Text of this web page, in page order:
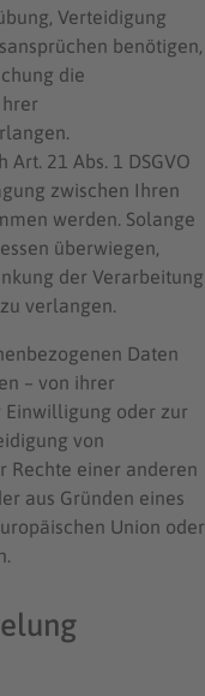
Verteidigung
benötigen,
die
21 Abs. 1 DSGVO
zwischen Ihren
werden. Solange
überwiegen,
der Verarbeitung
verlangen.
Daten
– von ihrer
Einwilligung oder zur
von
Rechte einer anderen
aus Gründen eines
Union oder